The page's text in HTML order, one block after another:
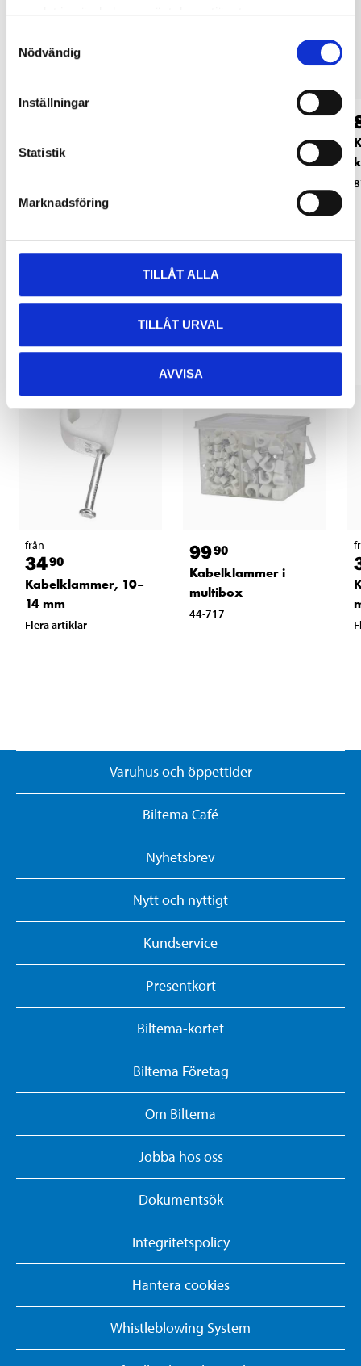
Nödvändig
Inställningar
Statistik
Marknadsföring
TILLÅT ALLA
TILLÅT URVAL
AVVISA
kabelklammer
Inslagsverktyg för
Relaterade produkter
från
3490
Kabelklammer, 10–
14 mm
Flera artiklar
9990
Kabelklammer i
multibox
44-717
Varuhus och öppettider
Biltema Café
Nyhetsbrev
Nytt och nyttigt
Kundservice
Presentkort
Biltema-kortet
Biltema Företag
Om Biltema
Jobba hos oss
Dokumentsök
Integritetspolicy
Hantera cookies
Whistleblowing System